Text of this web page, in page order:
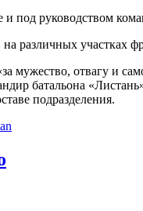
руководством
различных участках
мужество, отвагу и
«Листань»
подразделения.